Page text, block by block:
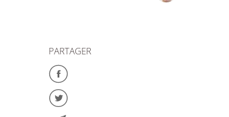
PARTAGER